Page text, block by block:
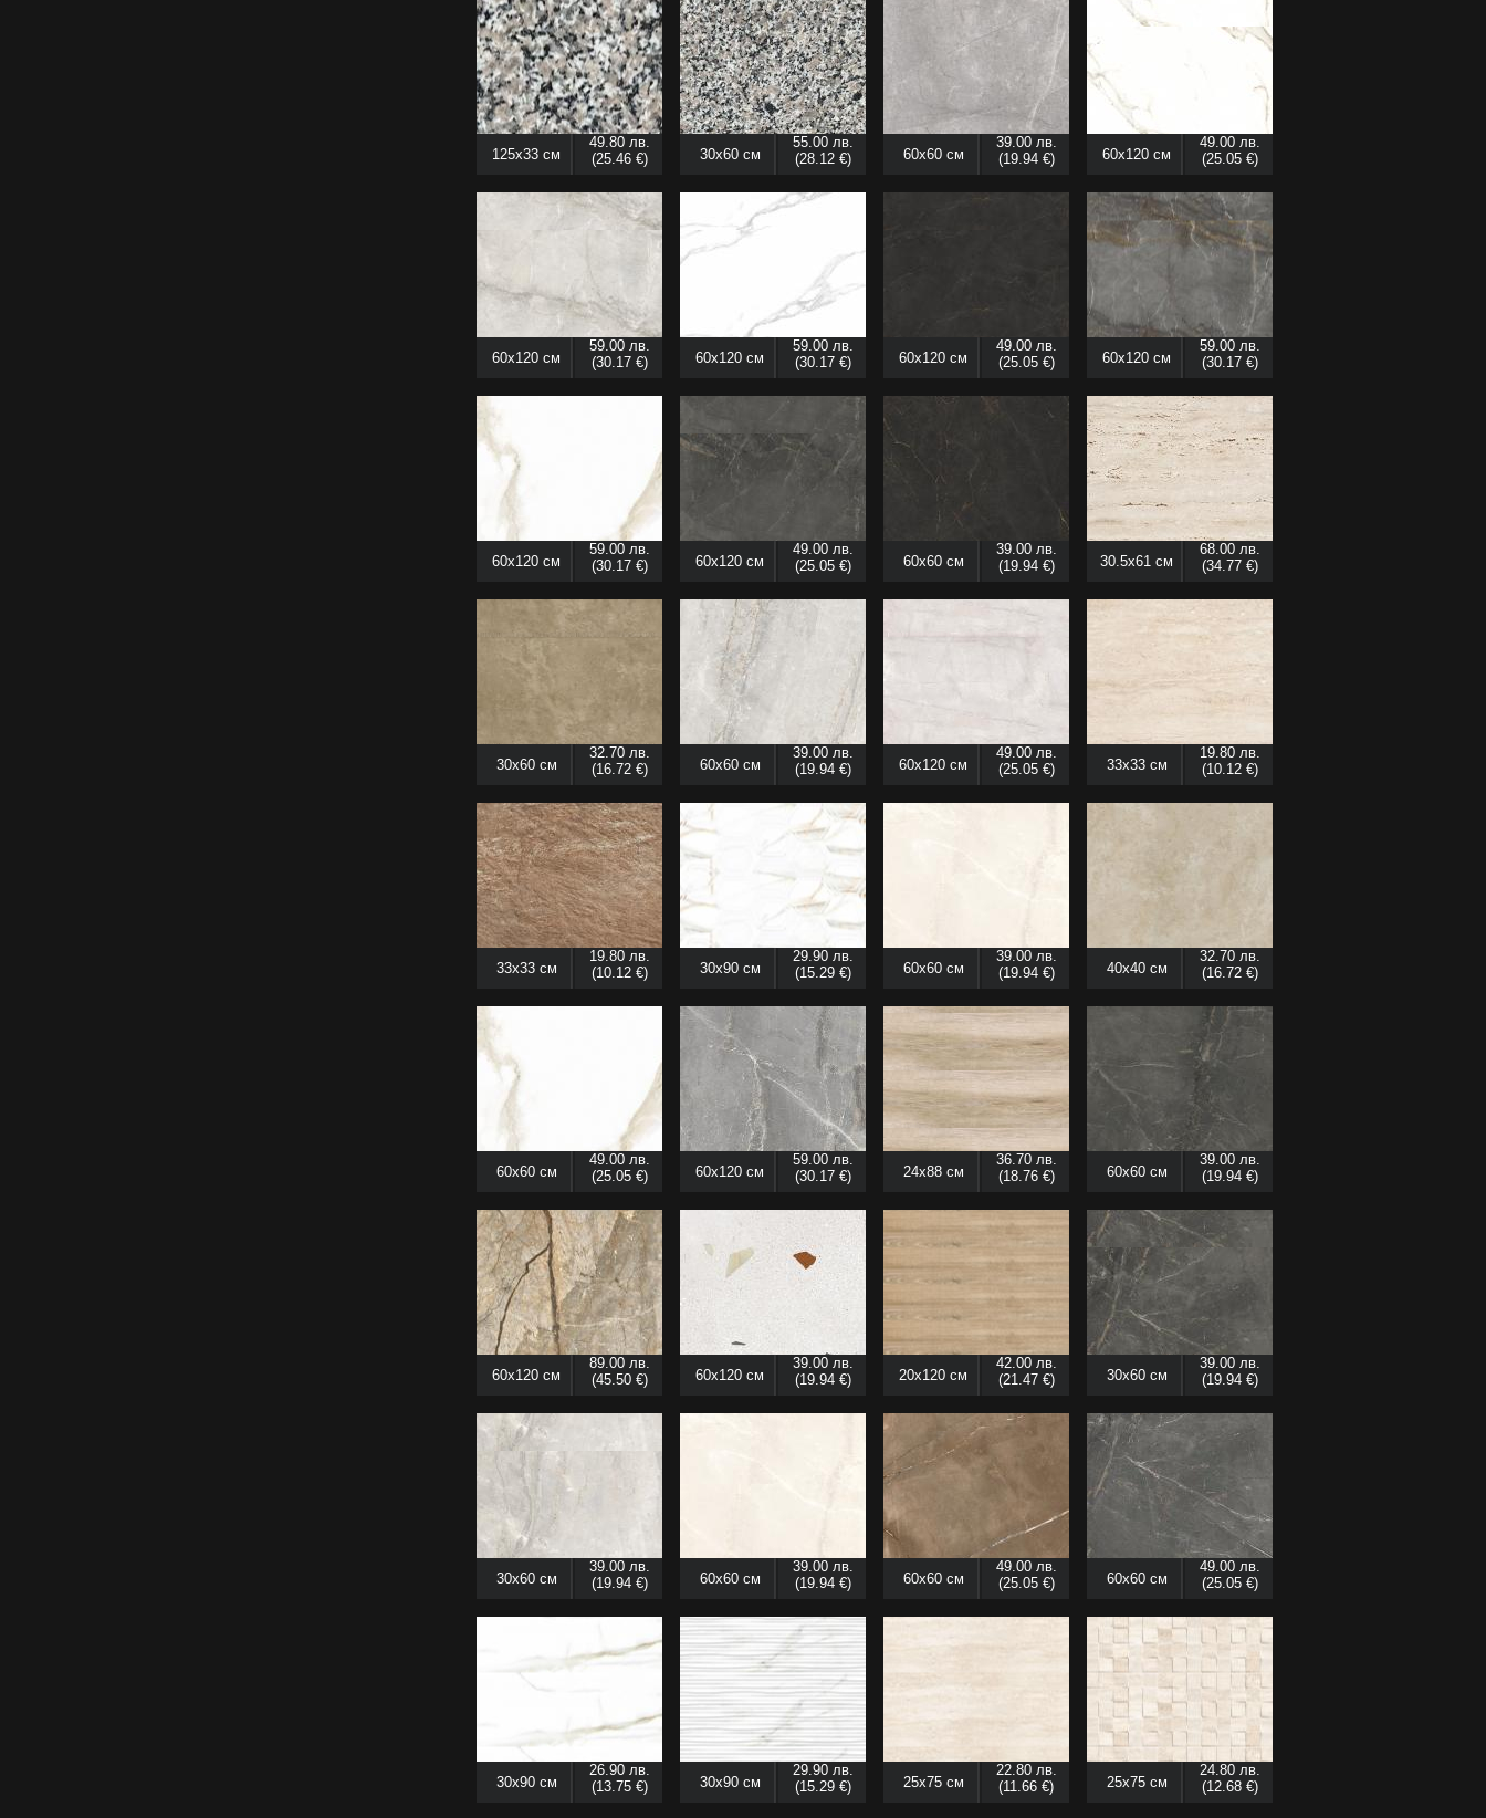
125x33 см
49.80 лв.
(25.46 €)
30x60 см
55.00 лв.
(28.12 €)
60x60 см
39.00 лв.
(19.94 €)
60x120 см
49.00 лв.
(25.05 €)
60x120 см
59.00 лв.
(30.17 €)
60x120 см
59.00 лв.
(30.17 €)
60x120 см
49.00 лв.
(25.05 €)
60x120 см
59.00 лв.
(30.17 €)
60x120 см
59.00 лв.
(30.17 €)
60x120 см
49.00 лв.
(25.05 €)
60x60 см
39.00 лв.
(19.94 €)
30.5x61 см
68.00 лв.
(34.77 €)
30x60 см
32.70 лв.
(16.72 €)
60x60 см
39.00 лв.
(19.94 €)
60x120 см
49.00 лв.
(25.05 €)
33x33 см
19.80 лв.
(10.12 €)
33x33 см
19.80 лв.
(10.12 €)
30x90 см
29.90 лв.
(15.29 €)
60x60 см
39.00 лв.
(19.94 €)
40x40 см
32.70 лв.
(16.72 €)
60x60 см
49.00 лв.
(25.05 €)
60x120 см
59.00 лв.
(30.17 €)
24x88 см
36.70 лв.
(18.76 €)
60x60 см
39.00 лв.
(19.94 €)
60x120 см
89.00 лв.
(45.50 €)
60x120 см
39.00 лв.
(19.94 €)
20x120 см
42.00 лв.
(21.47 €)
30x60 см
39.00 лв.
(19.94 €)
30x60 см
39.00 лв.
(19.94 €)
60x60 см
39.00 лв.
(19.94 €)
60x60 см
49.00 лв.
(25.05 €)
60x60 см
49.00 лв.
(25.05 €)
30x90 см
26.90 лв.
(13.75 €)
30x90 см
29.90 лв.
(15.29 €)
25x75 см
22.80 лв.
(11.66 €)
25x75 см
24.80 лв.
(12.68 €)